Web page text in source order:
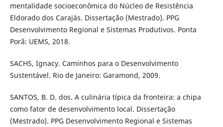
mentalidade socioeconômica do Núcleo de Resistência
Eldorado dos Carajás. Dissertação (Mestrado). PPG
Desenvolvimento Regional e Sistemas Produtivos. Ponta
Porã: UEMS, 2018.
SACHS, Ignacy. Caminhos para o Desenvolvimento
Sustentável. Rio de Janeiro: Garamond, 2009.
SANTOS, B. D. dos. A culinária típica da fronteira: a chipa
como fator de desenvolvimento local. Dissertação
(Mestrado). PPG Desenvolvimento Regional e Sistemas